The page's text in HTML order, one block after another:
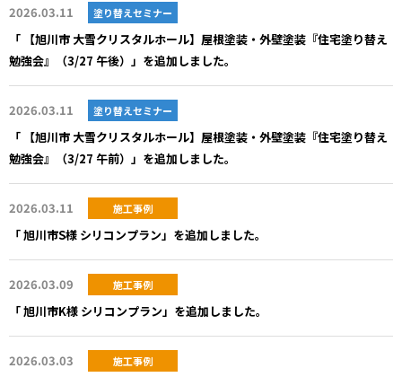
2026.03.11 塗り替えセミナー
「 【旭川市 大雪クリスタルホール】屋根塗装・外壁塗装『住宅塗り替え
勉強会』（3/27 午後）」を追加しました。
2026.03.11 塗り替えセミナー
「 【旭川市 大雪クリスタルホール】屋根塗装・外壁塗装『住宅塗り替え
勉強会』（3/27 午前）」を追加しました。
2026.03.11 施工事例
「 旭川市S様 シリコンプラン」を追加しました。
2026.03.09 施工事例
「 旭川市K様 シリコンプラン」を追加しました。
2026.03.03 施工事例